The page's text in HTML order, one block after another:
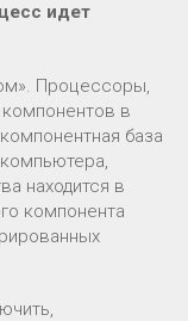
идет
Процессоры,
компонентов в
база
находится в
компонента